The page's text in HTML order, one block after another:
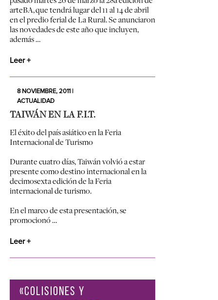
arteBA, que tendrá lugar del 11 al 14 de abril
en el predio ferial de La Rural. Se anunciaron
las novedades de este año que incluyen,
además …
Leer +
8 NOVIEMBRE, 2011 |
ACTUALIDAD
TAIWÁN EN LA F.I.T.
El éxito del país asiático en la Feria
Internacional de Turismo
Durante cuatro días, Taiwán volvió a estar
presente como destino internacional en la
decimosexta edición de la Feria
internacional de turismo.
En el marco de esta presentación, se
promocionó …
Leer +
«COLISIONES Y